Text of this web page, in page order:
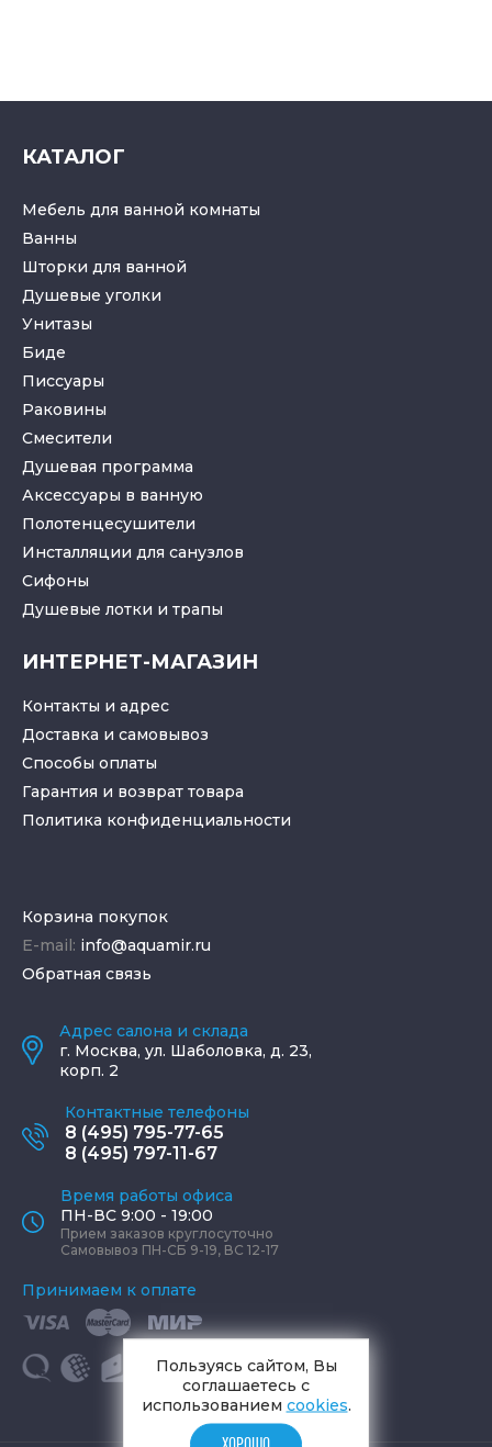
КАТАЛОГ
Мебель для ванной комнаты
Ванны
Шторки для ванной
Душевые уголки
Унитазы
Биде
Писсуары
Раковины
Смесители
Душевая программа
Аксессуары в ванную
Полотенцесушители
Инсталляции для санузлов
Cифоны
Душевые лотки и трапы
ИНТЕРНЕТ-МАГАЗИН
Контакты и адрес
Доставка и самовывоз
Способы оплаты
Гарантия и возврат товара
Политика конфиденциальности
Корзина покупок
E-mail: info@aquamir.ru
Обратная связь
Адрес салона и склада
г. Москва, ул. Шаболовка, д. 23,
корп. 2
Контактные телефоны
8 (495) 795-77-65
8 (495) 797-11-67
Время работы офиса
ПН-ВС 9:00 - 19:00
Прием заказов круглосуточно
Самовывоз ПН-СБ 9-19, ВС 12-17
Принимаем к оплате
Пользуясь сайтом, Вы
соглашаетесь с
использованием cookies.